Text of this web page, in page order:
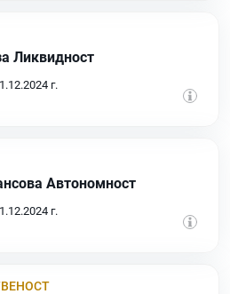
Ликвидност
г.
Автономност
г.